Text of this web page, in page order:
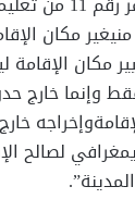
منيغيرمكان
مكان الإقامة
وإنماخارج
وإخراجهخارج
لصالح
المدينة”.